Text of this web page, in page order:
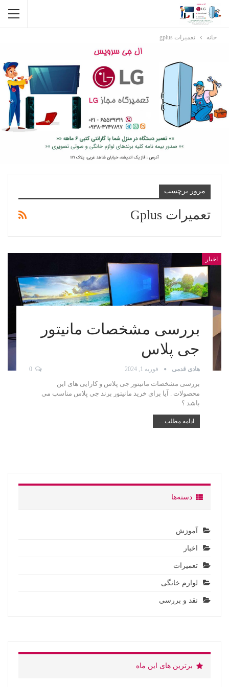
خانه تعمیرات gplus
مرور برچسب
تعمیرات Gplus
اخبار
بررسی مشخصات مانیتور
جی پلاس
هادی قدمی فوریه 1, 2024 0
بررسی مشخصات مانیتور جی پلاس و کارایی های این
محصولات . آیا برای خرید مانیتور برند جی پلاس مناسب می
باشد ؟
ادامه مطلب ...
دسته‌ها
آموزش
اخبار
تعمیرات
لوارم خانگی
نقد و بررسی
برترین های این ماه